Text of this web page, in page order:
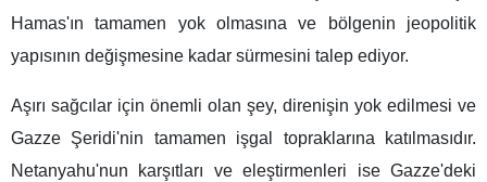
Hamas'ın tamamen yok olmasına ve bölgenin jeopolitik
yapısının değişmesine kadar sürmesini talep ediyor.
Aşırı sağcılar için önemli olan şey, direnişin yok edilmesi ve
Gazze Şeridi'nin tamamen işgal topraklarına katılmasıdır.
Netanyahu'nun karşıtları ve eleştirmenleri ise Gazze'deki